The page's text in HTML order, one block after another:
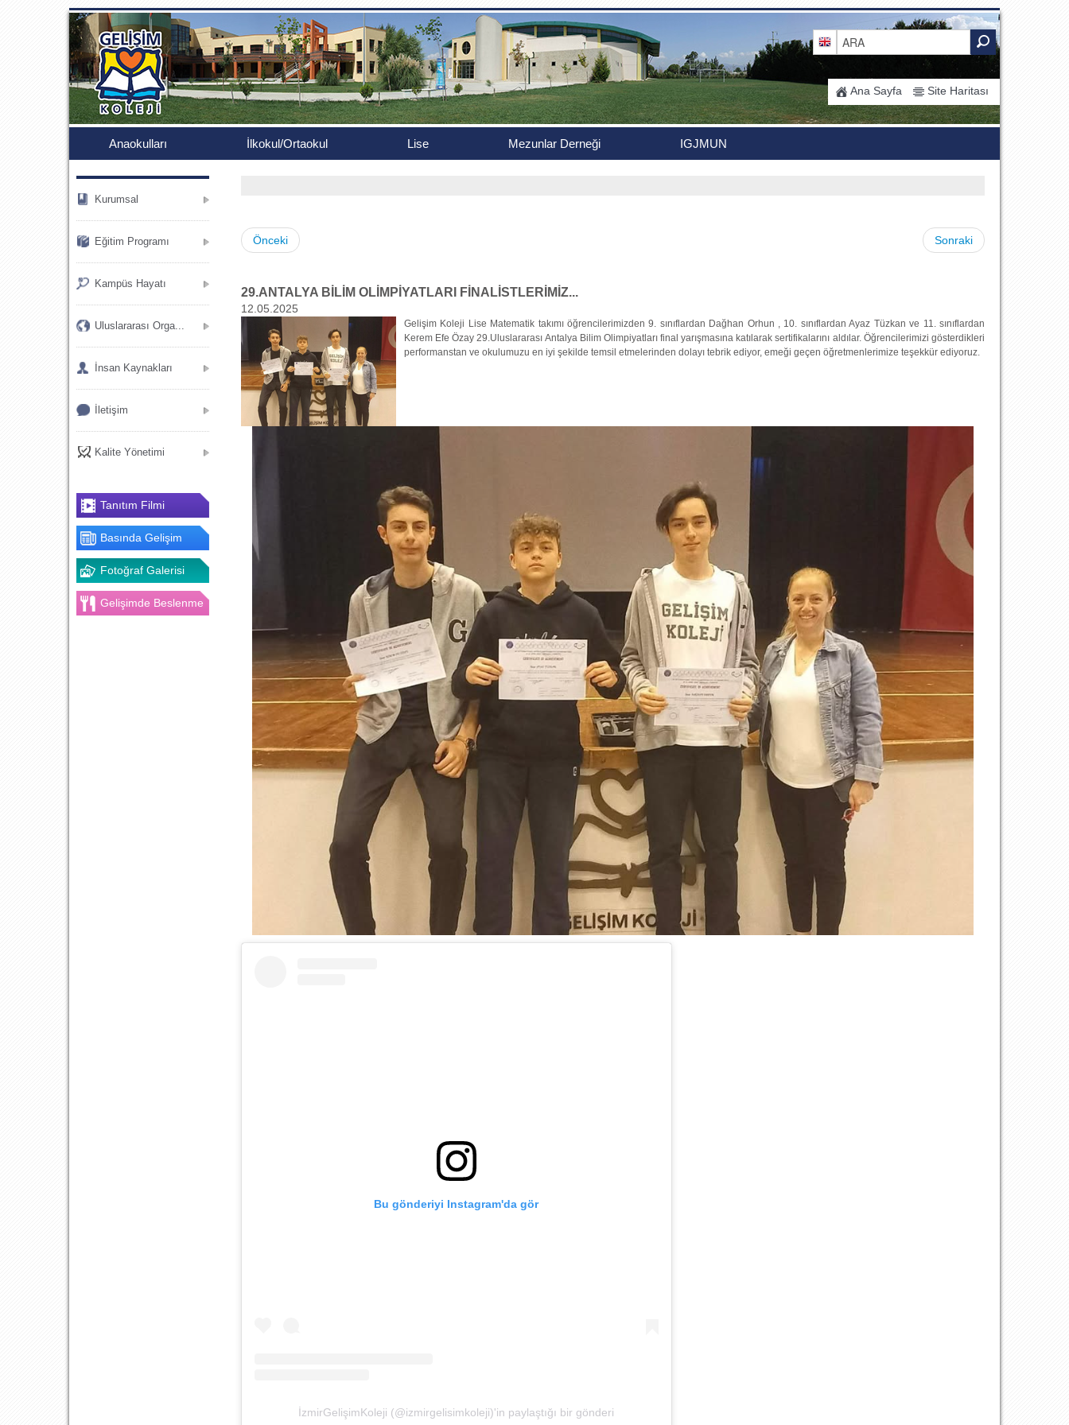
.
Ana Sayfa Site Haritası
Anaokulları İlkokul/Ortaokul Lise Mezunlar Derneği IGJMUN
Kurumsal
Eğitim Programı
Kampüs Hayatı
Uluslararası Orga...
İnsan Kaynakları
İletişim
Kalite Yönetimi
Tanıtım Filmi
Basında Gelişim
Fotoğraf Galerisi
Gelişimde Beslenme
Önceki Sonraki
29.ANTALYA BİLİM OLİMPİYATLARI FİNALİSTLERİMİZ...
12.05.2025
Gelişim Koleji Lise Matematik takımı öğrencilerimizden 9. sınıflardan Dağhan Orhun , 10. sınıflardan Ayaz Tüzkan ve 11. sınıflardan
Kerem Efe Özay 29.Uluslararası Antalya Bilim Olimpiyatları final yarışmasına katılarak sertifikalarını aldılar. Öğrencilerimizi gösterdikleri
performanstan ve okulumuzu en iyi şekilde temsil etmelerinden dolayı tebrik ediyor, emeği geçen öğretmenlerimize teşekkür ediyoruz.
Bu gönderiyi Instagram'da gör
İzmirGelişimKoleji (@izmirgelisimkoleji)'in paylaştığı bir gönderi